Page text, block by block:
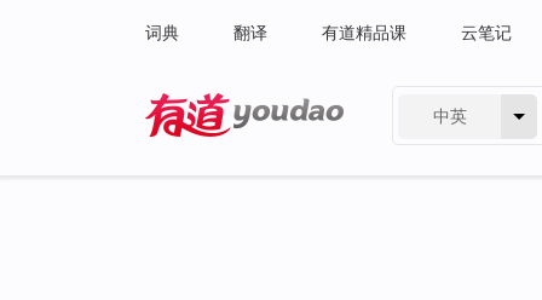
词典 翻译 有道精品课 云笔记
中英